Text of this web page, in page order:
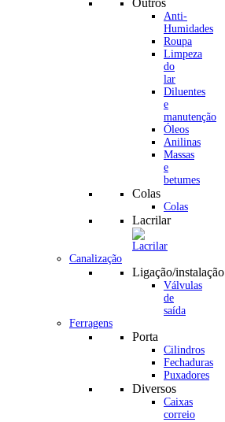
Outros
Anti-
Humidades
Roupa
Limpeza
do
lar
Diluentes
e
manutenção
Óleos
Anilinas
Massas
e
betumes
Colas
Colas
Lacrilar
Canalização
Ligação/instalação
Válvulas
de
saída
Ferragens
Porta
Cilindros
Fechaduras
Puxadores
Diversos
Caixas
correio